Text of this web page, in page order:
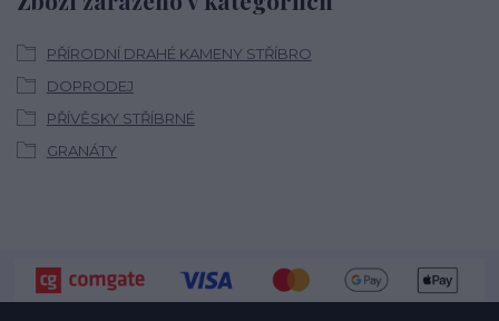
PŘÍRODNÍ DRAHÉ KAMENY STŘÍBRO
DOPRODEJ
PŘÍVĚSKY STŘÍBRNÉ
GRANÁTY